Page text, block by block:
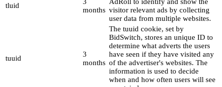
tluid
months visitor relevant ads by collecting
user data from multiple websites.
tuuid
3
months
The tuuid cookie, set by
BidSwitch, stores an unique ID to
determine what adverts the users
have seen if they have visited any
of the advertiser's websites. The
information is used to decide
when and how often users will see